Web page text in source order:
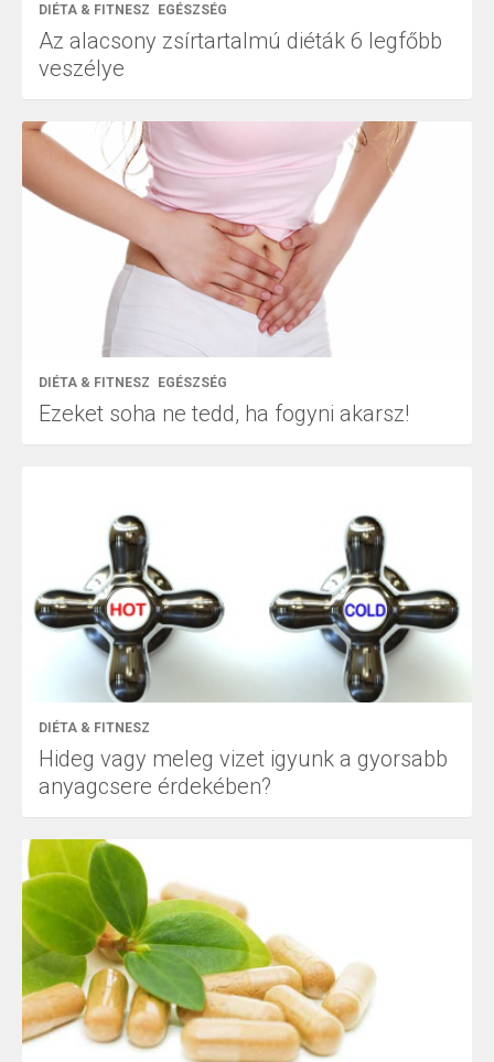
DIÉTA & FITNESZ EGÉSZSÉG
Az alacsony zsírtartalmú diéták 6 legfőbb
veszélye
DIÉTA & FITNESZ EGÉSZSÉG
Ezeket soha ne tedd, ha fogyni akarsz!
DIÉTA & FITNESZ
Hideg vagy meleg vizet igyunk a gyorsabb
anyagcsere érdekében?